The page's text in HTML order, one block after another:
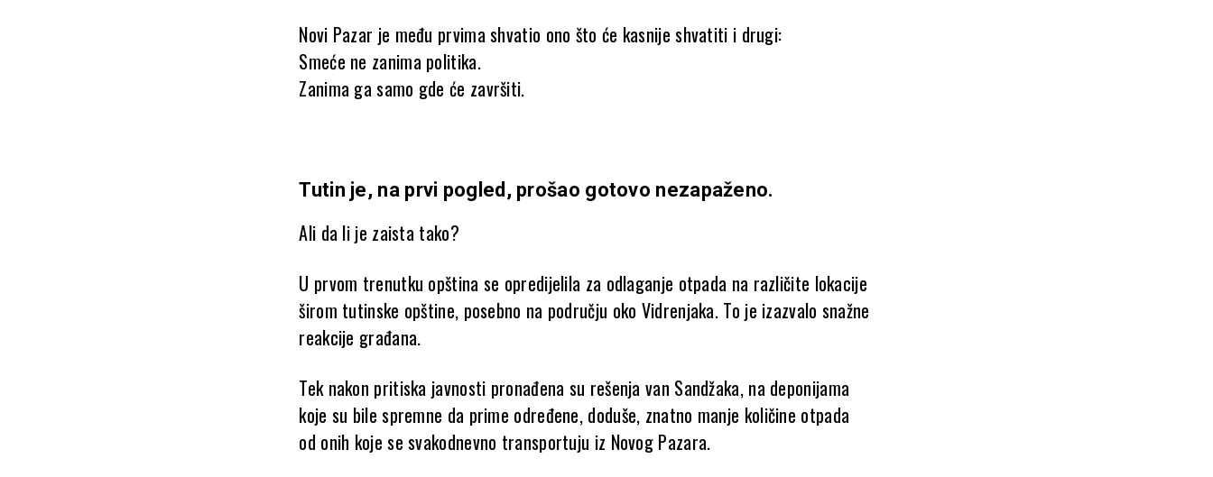
Novi Pazar je među prvima shvatio ono što će kasnije shvatiti i drugi:
Smeće ne zanima politika.
Zanima ga samo gde će završiti.
Tutin je, na prvi pogled, prošao gotovo nezapaženo.
Ali da li je zaista tako?
U prvom trenutku opština se opredijelila za odlaganje otpada na različite lokacije
širom tutinske opštine, posebno na području oko Vidrenjaka. To je izazvalo snažne
reakcije građana.
Tek nakon pritiska javnosti pronađena su rešenja van Sandžaka, na deponijama
koje su bile spremne da prime određene, doduše, znatno manje količine otpada
od onih koje se svakodnevno transportuju iz Novog Pazara.